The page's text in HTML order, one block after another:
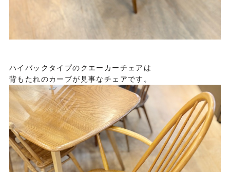
ハイバックタイプのクエーカーチェアは
背もたれのカーブが見事なチェアです。